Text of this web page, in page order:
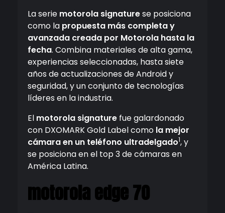
La serie motorola signaturese posiciona
como la propuesta más completa y
avanzada creada por Motorola hasta la
fecha. Combina materiales de alta gama,
experiencias seleccionadas, hasta siete
años de actualizaciones de Android y
seguridad, y un conjunto de tecnologías
líderes en la industria.
El motorola signature fue galardonado
con DXOMARK Gold Label como la mejor
cámara en un teléfono ultradelgado1, y
se posiciona en el top 3 de cámaras en
América Latina.
motorola edge 70